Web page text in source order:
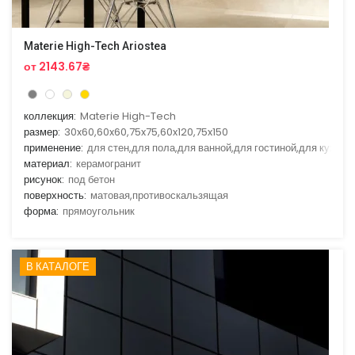
Materie High-Tech Ariostea
от 2143.67₴
коллекция: Materie High-Tech
размер: 30x60,60x60,75x75,60x120,75x150
применение: для стен,для пола,для ванной,для гостиной,для кухни
материал: керамогранит
рисунок: под бетон
поверхность: матовая,противоскальзящая
форма: прямоугольник
В КАТАЛОГЕ